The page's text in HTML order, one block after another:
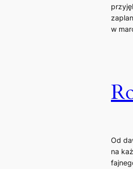
w
Od
na